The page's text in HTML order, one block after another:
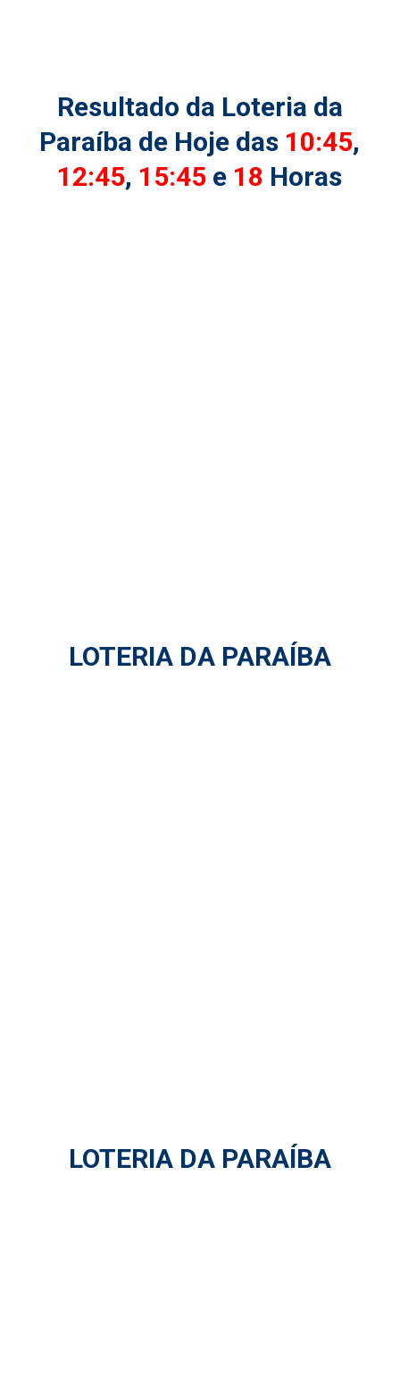
Resultado da Loteria da
Paraíba de Hoje das 10:45,
12:45, 15:45 e 18 Horas
LOTERIA DA PARAÍBA
LOTERIA DA PARAÍBA